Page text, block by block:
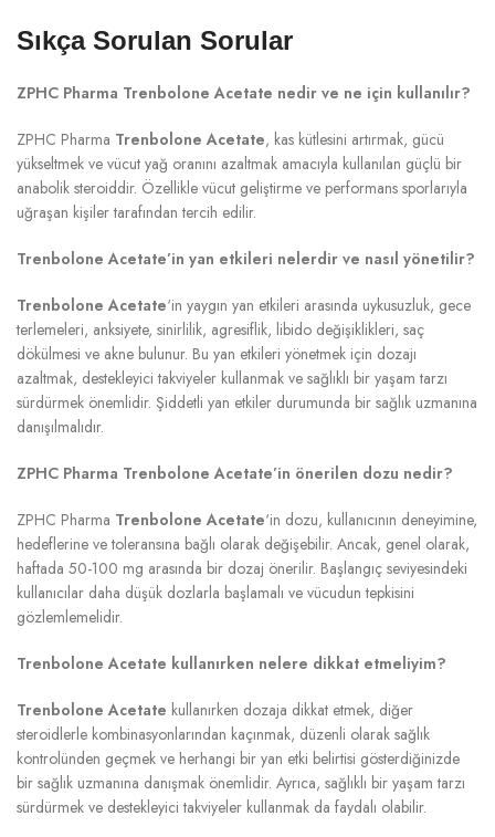
Sıkça Sorulan Sorular
ZPHC Pharma Trenbolone Acetate nedir ve ne için kullanılır?
ZPHC Pharma Trenbolone Acetate, kas kütlesini artırmak, gücü
yükseltmek ve vücut yağ oranını azaltmak amacıyla kullanılan güçlü bir
anabolik steroiddir. Özellikle vücut geliştirme ve performans sporlarıyla
uğraşan kişiler tarafından tercih edilir.
Trenbolone Acetate’in yan etkileri nelerdir ve nasıl yönetilir?
Trenbolone Acetate‘in yaygın yan etkileri arasında uykusuzluk, gece
terlemeleri, anksiyete, sinirlilik, agresiflik, libido değişiklikleri, saç
dökülmesi ve akne bulunur. Bu yan etkileri yönetmek için dozajı
azaltmak, destekleyici takviyeler kullanmak ve sağlıklı bir yaşam tarzı
sürdürmek önemlidir. Şiddetli yan etkiler durumunda bir sağlık uzmanına
danışılmalıdır.
ZPHC Pharma Trenbolone Acetate’in önerilen dozu nedir?
ZPHC Pharma Trenbolone Acetate‘in dozu, kullanıcının deneyimine,
hedeflerine ve toleransına bağlı olarak değişebilir. Ancak, genel olarak,
haftada 50-100 mg arasında bir dozaj önerilir. Başlangıç seviyesindeki
kullanıcılar daha düşük dozlarla başlamalı ve vücudun tepkisini
gözlemlemelidir.
Trenbolone Acetate kullanırken nelere dikkat etmeliyim?
Trenbolone Acetate kullanırken dozaja dikkat etmek, diğer
steroidlerle kombinasyonlarından kaçınmak, düzenli olarak sağlık
kontrolünden geçmek ve herhangi bir yan etki belirtisi gösterdiğinizde
bir sağlık uzmanına danışmak önemlidir. Ayrıca, sağlıklı bir yaşam tarzı
sürdürmek ve destekleyici takviyeler kullanmak da faydalı olabilir.